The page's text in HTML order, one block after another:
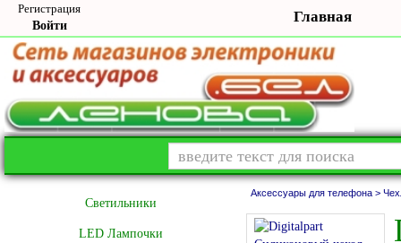
Регистрация
Войти
Главная
Cветильники
LED Лампочки
Аксессуары для телефона >